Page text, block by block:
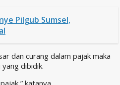
Pilgub Sumsel,
dan curang dalam pajak maka
dibidik.
katanya.